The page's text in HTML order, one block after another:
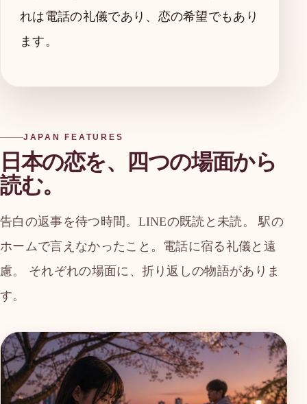
れは電話の礼儀であり、恋の希望でもあり
ます。
JAPAN FEATURES
日本の恋を、四つの場面から
読む。
告白の返事を待つ時間。LINEの既読と未読。 駅の
ホームで言えなかったこと。電話に宿る礼儀と遠
慮。 それぞれの場面に、折り返しの物語がありま
す。